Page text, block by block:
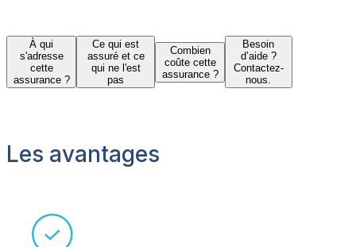
À qui
s'adresse
cette
assurance ?
Ce qui est
assuré et ce
qui ne l'est
pas
Combien
coûte cette
assurance ?
Besoin
d’aide ?
Contactez-
nous.
Les avantages